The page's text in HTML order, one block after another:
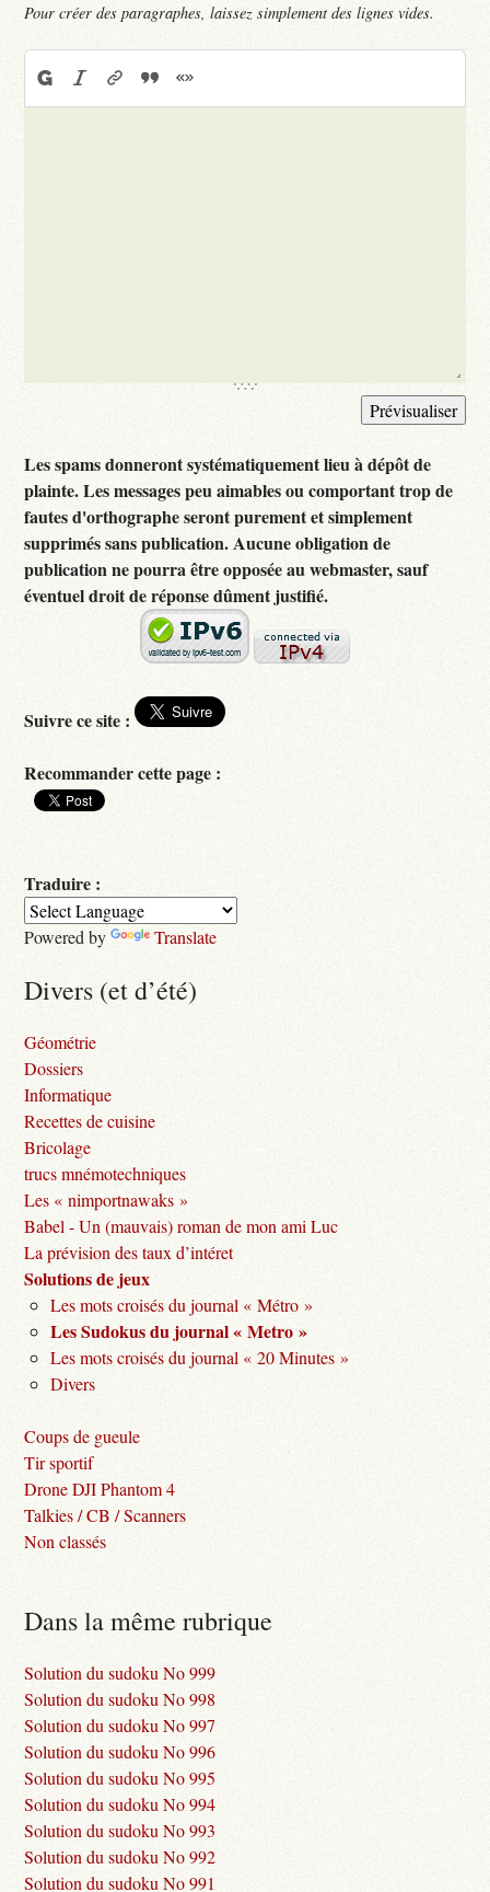
Pour créer des paragraphes, laissez simplement des lignes vides.
Les spams donneront systématiquement lieu à dépôt de
plainte. Les messages peu aimables ou comportant trop de
fautes d'orthographe seront purement et simplement
supprimés sans publication. Aucune obligation de
publication ne pourra être opposée au webmaster, sauf
éventuel droit de réponse dûment justifié.
Suivre ce site :
Recommander cette page :
Traduire :
Powered by Translate
Divers (et d’été)
Géométrie
Dossiers
Informatique
Recettes de cuisine
Bricolage
trucs mnémotechniques
Les « nimportnawaks »
Babel - Un (mauvais) roman de mon ami Luc
La prévision des taux d’intéret
Solutions de jeux
Les mots croisés du journal « Métro »
Les Sudokus du journal « Metro »
Les mots croisés du journal « 20 Minutes »
Divers
Coups de gueule
Tir sportif
Drone DJI Phantom 4
Talkies / CB / Scanners
Non classés
Dans la même rubrique
Solution du sudoku No 999
Solution du sudoku No 998
Solution du sudoku No 997
Solution du sudoku No 996
Solution du sudoku No 995
Solution du sudoku No 994
Solution du sudoku No 993
Solution du sudoku No 992
Solution du sudoku No 991